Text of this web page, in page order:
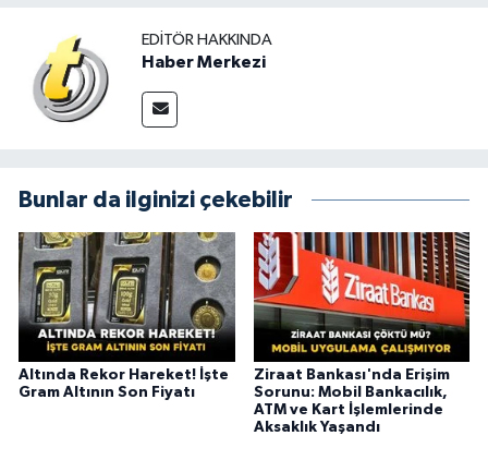
EDITÖR HAKKINDA
Haber Merkezi
Bunlar da ilginizi çekebilir
Altında Rekor Hareket! İşte
Gram Altının Son Fiyatı
Ziraat Bankası'nda Erişim
Sorunu: Mobil Bankacılık,
ATM ve Kart İşlemlerinde
Aksaklık Yaşandı